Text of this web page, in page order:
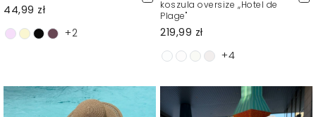
44,99 zł
+2
koszula oversize ,,Hotel de
Plage"
219,99 zł
+4